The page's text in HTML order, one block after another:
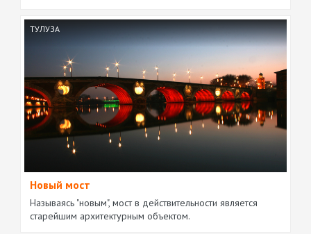
ТУЛУЗА
Новый мост
Называясь "новым", мост в действительности является
старейшим архитектурным объектом.